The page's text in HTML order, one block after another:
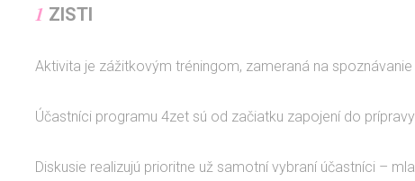
1 ZISTI
Aktivita je zážitkovým tréningom, zameraná na
Účastníci programu 4zet sú od začiatku zapojení do
Diskusie realizujú prioritne už samotní vybraní účastníci –